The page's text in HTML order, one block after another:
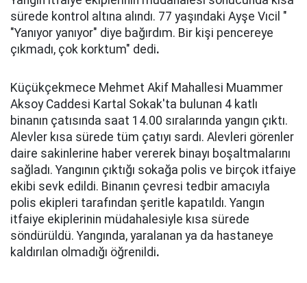
sürede kontrol altına alındı. 77 yaşındaki Ayşe Vıcil "
"Yanıyor yanıyor" diye bağırdım. Bir kişi pencereye
çıkmadı, çok korktum" dedi.
Küçükçekmece Mehmet Akif Mahallesi Muammer
Aksoy Caddesi Kartal Sokak'ta bulunan 4 katlı
binanın çatısında saat 14.00 sıralarında yangın çıktı.
Alevler kısa sürede tüm çatıyı sardı. Alevleri görenler
daire sakinlerine haber vererek binayı boşaltmalarını
sağladı. Yangının çıktığı sokağa polis ve birçok itfaiye
ekibi sevk edildi. Binanın çevresi tedbir amacıyla
polis ekipleri tarafından şeritle kapatıldı. Yangın
itfaiye ekiplerinin müdahalesiyle kısa sürede
söndürüldü. Yangında, yaralanan ya da hastaneye
kaldırılan olmadığı öğrenildi.